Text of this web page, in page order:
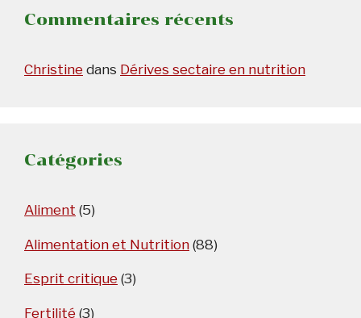
Commentaires récents
Christine dans Dérives sectaire en nutrition
Catégories
Aliment (5)
Alimentation et Nutrition (88)
Esprit critique (3)
Fertilité (3)